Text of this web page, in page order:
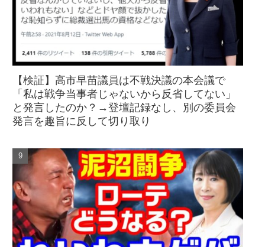
【検証】高市早苗議員は不戦決議の本会議で
「私は戦争当事者じゃないから反省してない」
と発言したのか？→登壇記録なし、別の委員会
発言を趣旨に反して切り取り